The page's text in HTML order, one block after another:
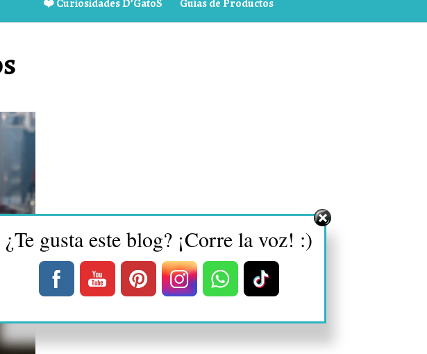
❤️ Curiosidades D’GatoS Guías de Productos
¿Te gusta este blog? ¡Corre la voz! :)